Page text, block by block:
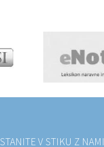
V STIKU Z NAMI